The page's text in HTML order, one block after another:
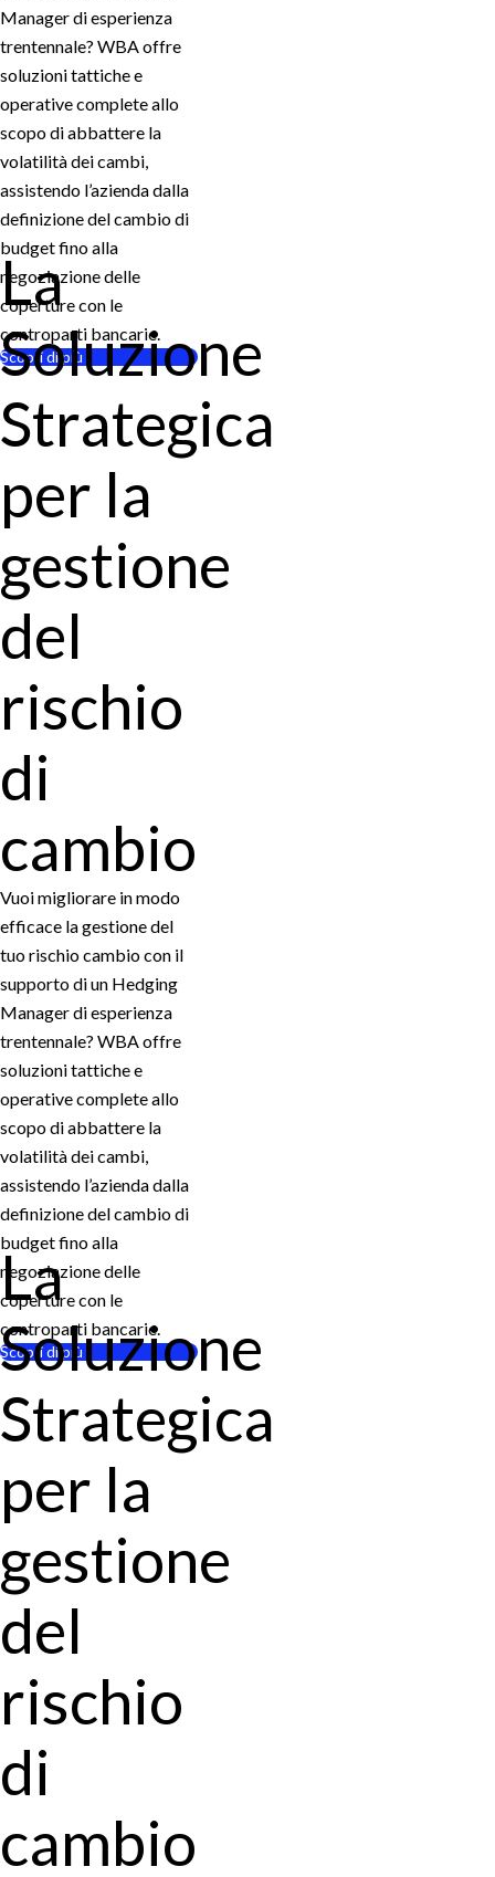
Manager di esperienza
trentennale? WBA offre
soluzioni tattiche e
operative complete allo
scopo di abbattere la
volatilità dei cambi,
assistendo l’azienda dalla
definizione del cambio di
budget fino alla
negoziazione delle
coperture con le
controparti bancarie.
Scopri di più
La
Soluzione
Strategica
per la
gestione
del
rischio
di
cambio
Vuoi migliorare in modo
efficace la gestione del
tuo rischio cambio con il
supporto di un Hedging
Manager di esperienza
trentennale? WBA offre
soluzioni tattiche e
operative complete allo
scopo di abbattere la
volatilità dei cambi,
assistendo l’azienda dalla
definizione del cambio di
budget fino alla
negoziazione delle
coperture con le
controparti bancarie.
Scopri di più
La
Soluzione
Strategica
per la
gestione
del
rischio
di
cambio